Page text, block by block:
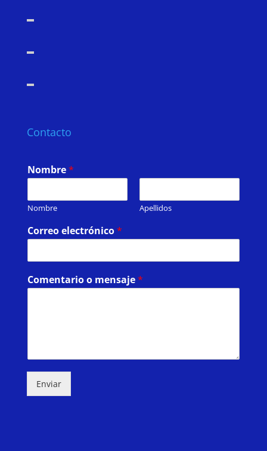
Contacto
Nombre*
Nombre Apellidos
Correo electrónico*
Comentario o mensaje*
Enviar